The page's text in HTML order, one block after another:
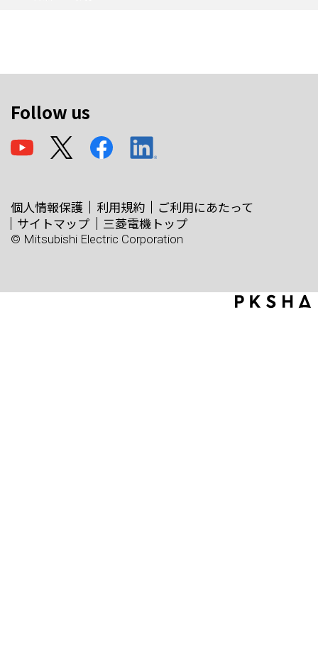
Follow us
個人情報保護 利用規約
ご利用にあたって
サイトマップ
三菱電機トップ
© Mitsubishi Electric Corporation